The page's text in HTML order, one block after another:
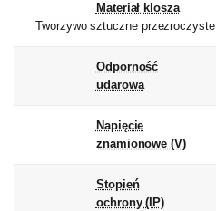
Materiał klosza
Tworzywo sztuczne przezroczyste
Odporność
udarowa
Napięcie
znamionowe (V)
Stopień
ochrony (IP)